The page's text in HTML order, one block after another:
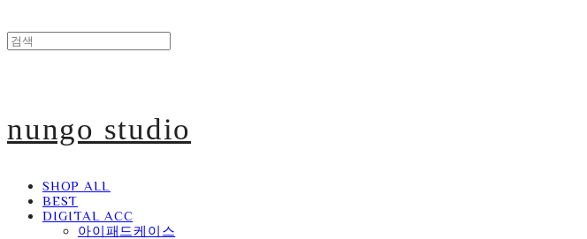
nungo studio
SHOP ALL
BEST
DIGITAL ACC
아이패드케이스